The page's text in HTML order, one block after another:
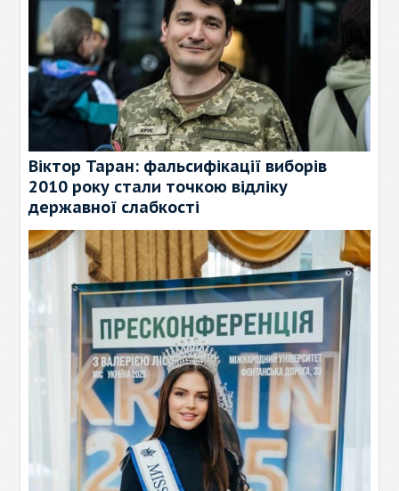
Віктор Таран: фальсифікації виборів
2010 року стали точкою відліку
державної слабкості